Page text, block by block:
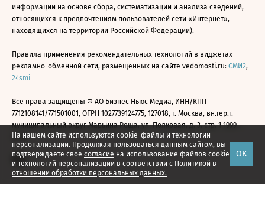
На нашем сайте используются cookie-файлы и технологии
персонализации. Продолжая пользоваться данным сайтом, вы
подтверждаете свое согласие на использование файлов cookie
и технологий персонализации в соответствии с Политикой в
отношении обработки персональных данных.
ОК
информации на основе сбора, систематизации и анализа сведений,
относящихся к предпочтениям пользователей сети «Интернет»,
находящихся на территории Российской Федерации).
Правила применения рекомендательных технологий в виджетах
рекламно-обменной сети, размещенных на сайте vedomosti.ru: СМИ2,
24smi
Все права защищены © АО Бизнес Ньюс Медиа, ИНН/КПП
7712108141/771501001, ОГРН 1027739124775, 127018, г. Москва, вн.тер.г.
муниципальный округ Марьина Роща, ул. Полковая, д. 3, стр. 1 1999—
2026